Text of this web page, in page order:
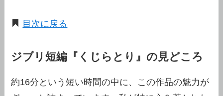
目次に戻る
ジブリ短編『くじらとり』の見どころ
約16分という短い時間の中に、この作品の魅力が